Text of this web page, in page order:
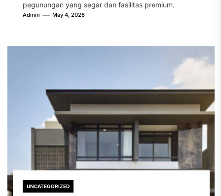
pegunungan yang segar dan fasilitas premium.
Memiliki rumah...
Admin May 4, 2026
UNCATEGORIZED